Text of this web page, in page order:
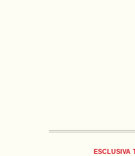
ESCLUSIVA